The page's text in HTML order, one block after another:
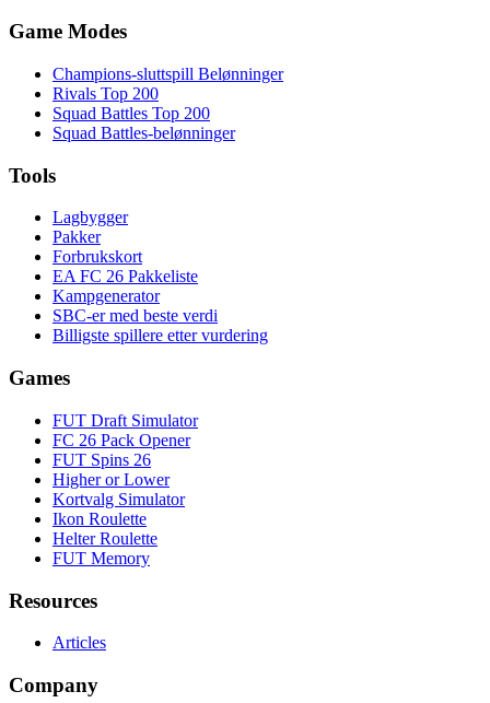
Game Modes
Champions-sluttspill Belønninger
Rivals Top 200
Squad Battles Top 200
Squad Battles-belønninger
Tools
Lagbygger
Pakker
Forbrukskort
EA FC 26 Pakkeliste
Kampgenerator
SBC-er med beste verdi
Billigste spillere etter vurdering
Games
FUT Draft Simulator
FC 26 Pack Opener
FUT Spins 26
Higher or Lower
Kortvalg Simulator
Ikon Roulette
Helter Roulette
FUT Memory
Resources
Articles
Company